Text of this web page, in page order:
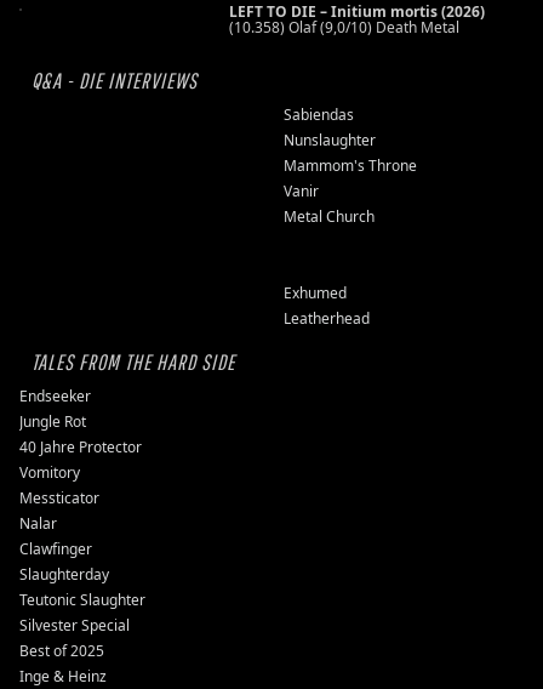
LEFT TO DIE – Initium mortis (2026)
(10.358) Olaf (9,0/10) Death Metal
Q&A - DIE INTERVIEWS
Sabiendas
Nunslaughter
Mammom's Throne
Vanir
Metal Church
Exhumed
Leatherhead
TALES FROM THE HARD SIDE
Endseeker
Jungle Rot
40 Jahre Protector
Vomitory
Messticator
Nalar
Clawfinger
Slaughterday
Teutonic Slaughter
Silvester Special
Best of 2025
Inge & Heinz